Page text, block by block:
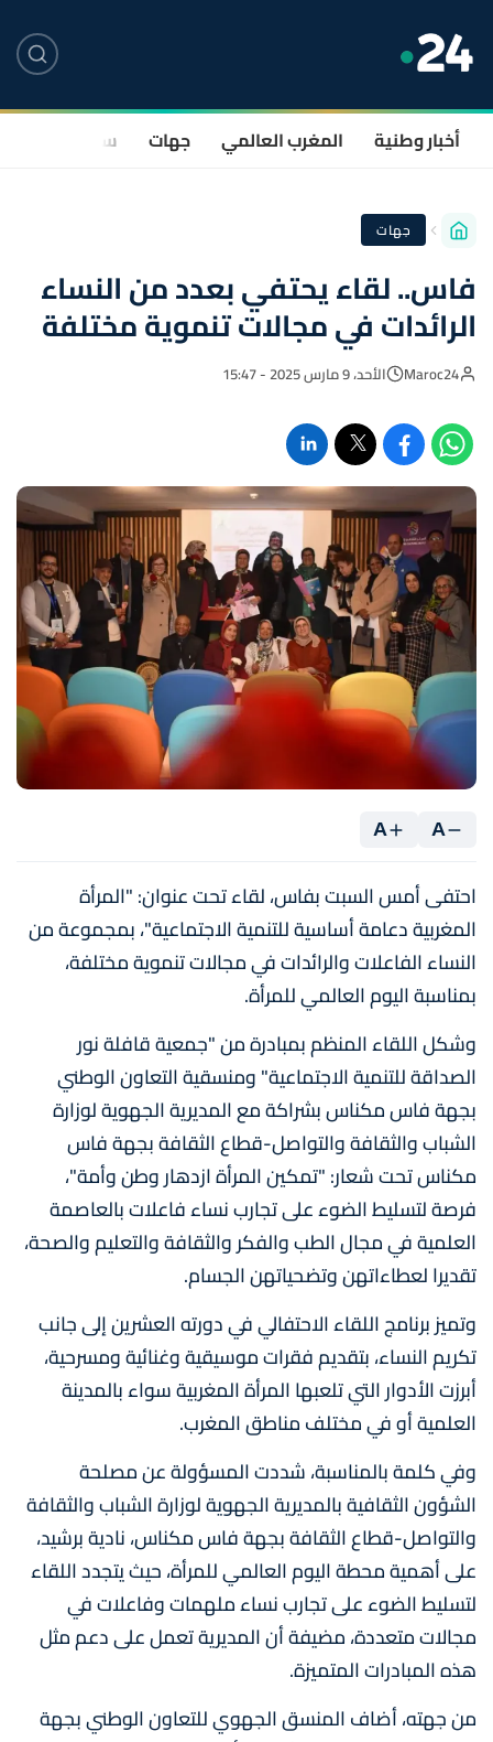
أخبار وطنية المغرب العالمي جهات سياسة
جهات
فاس.. لقاء يحتفي بعدد من النساء
الرائدات في مجالات تنموية مختلفة
Maroc24 الأحد، 9 مارس 2025 - 15:47
A
A
احتفى أمس السبت بفاس، لقاء تحت عنوان: "المرأة
المغربية دعامة أساسية للتنمية الاجتماعية"، بمجموعة من
النساء الفاعلات والرائدات في مجالات تنموية مختلفة،
بمناسبة اليوم العالمي للمرأة.
وشكل اللقاء المنظم بمبادرة من "جمعية قافلة نور
الصداقة للتنمية الاجتماعية" ومنسقية التعاون الوطني
بجهة فاس مكناس بشراكة مع المديرية الجهوية لوزارة
الشباب والثقافة والتواصل-قطاع الثقافة بجهة فاس
مكناس تحت شعار: "تمكين المرأة ازدهار وطن وأمة"،
فرصة لتسليط الضوء على تجارب نساء فاعلات بالعاصمة
العلمية في مجال الطب والفكر والثقافة والتعليم والصحة،
تقديرا لعطاءاتهن وتضحياتهن الجسام.
وتميز برنامج اللقاء الاحتفالي في دورته العشرين إلى جانب
تكريم النساء، بتقديم فقرات موسيقية وغنائية ومسرحية،
أبرزت الأدوار التي تلعبها المرأة المغربية سواء بالمدينة
العلمية أو في مختلف مناطق المغرب.
وفي كلمة بالمناسبة، شددت المسؤولة عن مصلحة
الشؤون الثقافية بالمديرية الجهوية لوزارة الشباب والثقافة
والتواصل-قطاع الثقافة بجهة فاس مكناس، نادية برشيد،
على أهمية محطة اليوم العالمي للمرأة، حيث يتجدد اللقاء
لتسليط الضوء على تجارب نساء ملهمات وفاعلات في
مجالات متعددة، مضيفة أن المديرية تعمل على دعم مثل
هذه المبادرات المتميزة.
من جهته، أضاف المنسق الجهوي للتعاون الوطني بجهة